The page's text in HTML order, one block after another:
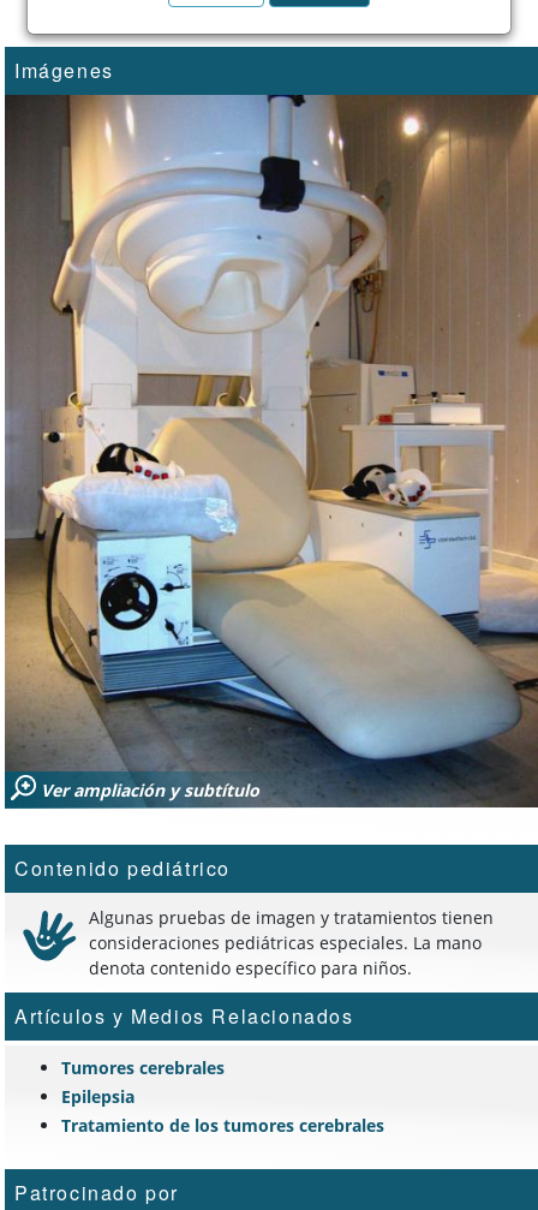
Imágenes
Ver ampliación y subtítulo
Contenido pediátrico
Algunas pruebas de imagen y tratamientos tienen
consideraciones pediátricas especiales. La mano
denota contenido específico para niños.
Artículos y Medios Relacionados
Tumores cerebrales
Epilepsia
Tratamiento de los tumores cerebrales
Patrocinado por